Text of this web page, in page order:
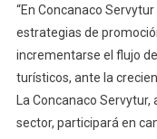
“En Concanaco
estrategias de
incrementarse el flujo
turísticos, ante la
La Concanaco
sector, participará en